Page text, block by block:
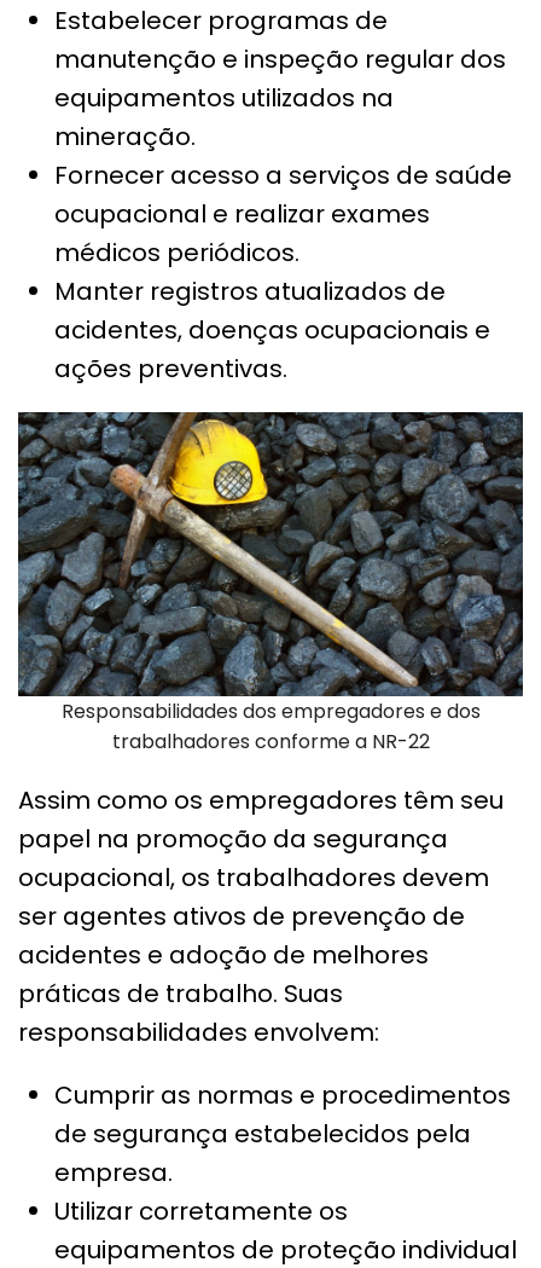
Estabelecer programas de
manutenção e inspeção regular dos
equipamentos utilizados na
mineração.
Fornecer acesso a serviços de saúde
ocupacional e realizar exames
médicos periódicos.
Manter registros atualizados de
acidentes, doenças ocupacionais e
ações preventivas.
Responsabilidades dos empregadores e dos
trabalhadores conforme a NR-22
Assim como os empregadores têm seu
papel na promoção da segurança
ocupacional, os trabalhadores devem
ser agentes ativos de prevenção de
acidentes e adoção de melhores
práticas de trabalho. Suas
responsabilidades envolvem:
Cumprir as normas e procedimentos
de segurança estabelecidos pela
empresa.
Utilizar corretamente os
equipamentos de proteção individual